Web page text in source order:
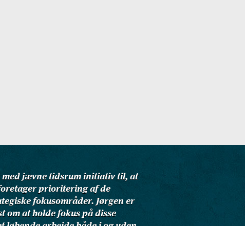
med jævne tidsrum initiativ til, at
prioritering af de
fokusområder. Jørgen er
om at holde fokus på disse